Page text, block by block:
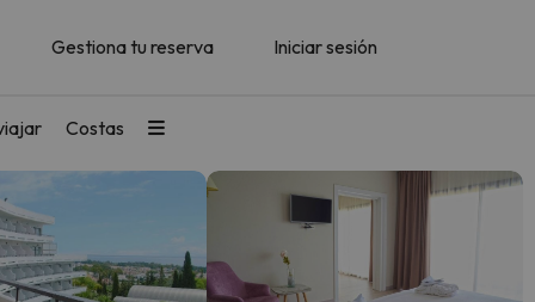
Gestiona tu reserva Iniciar sesión
Costas